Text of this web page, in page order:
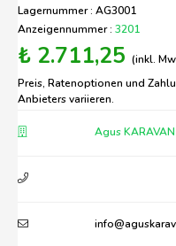
Lagernummer : AG3001
Anzeigennummer : 3201
₺ 2.711,25 (inkl.
Preis, Ratenoptionen und
Anbieters variieren.
Agus KARAVAN